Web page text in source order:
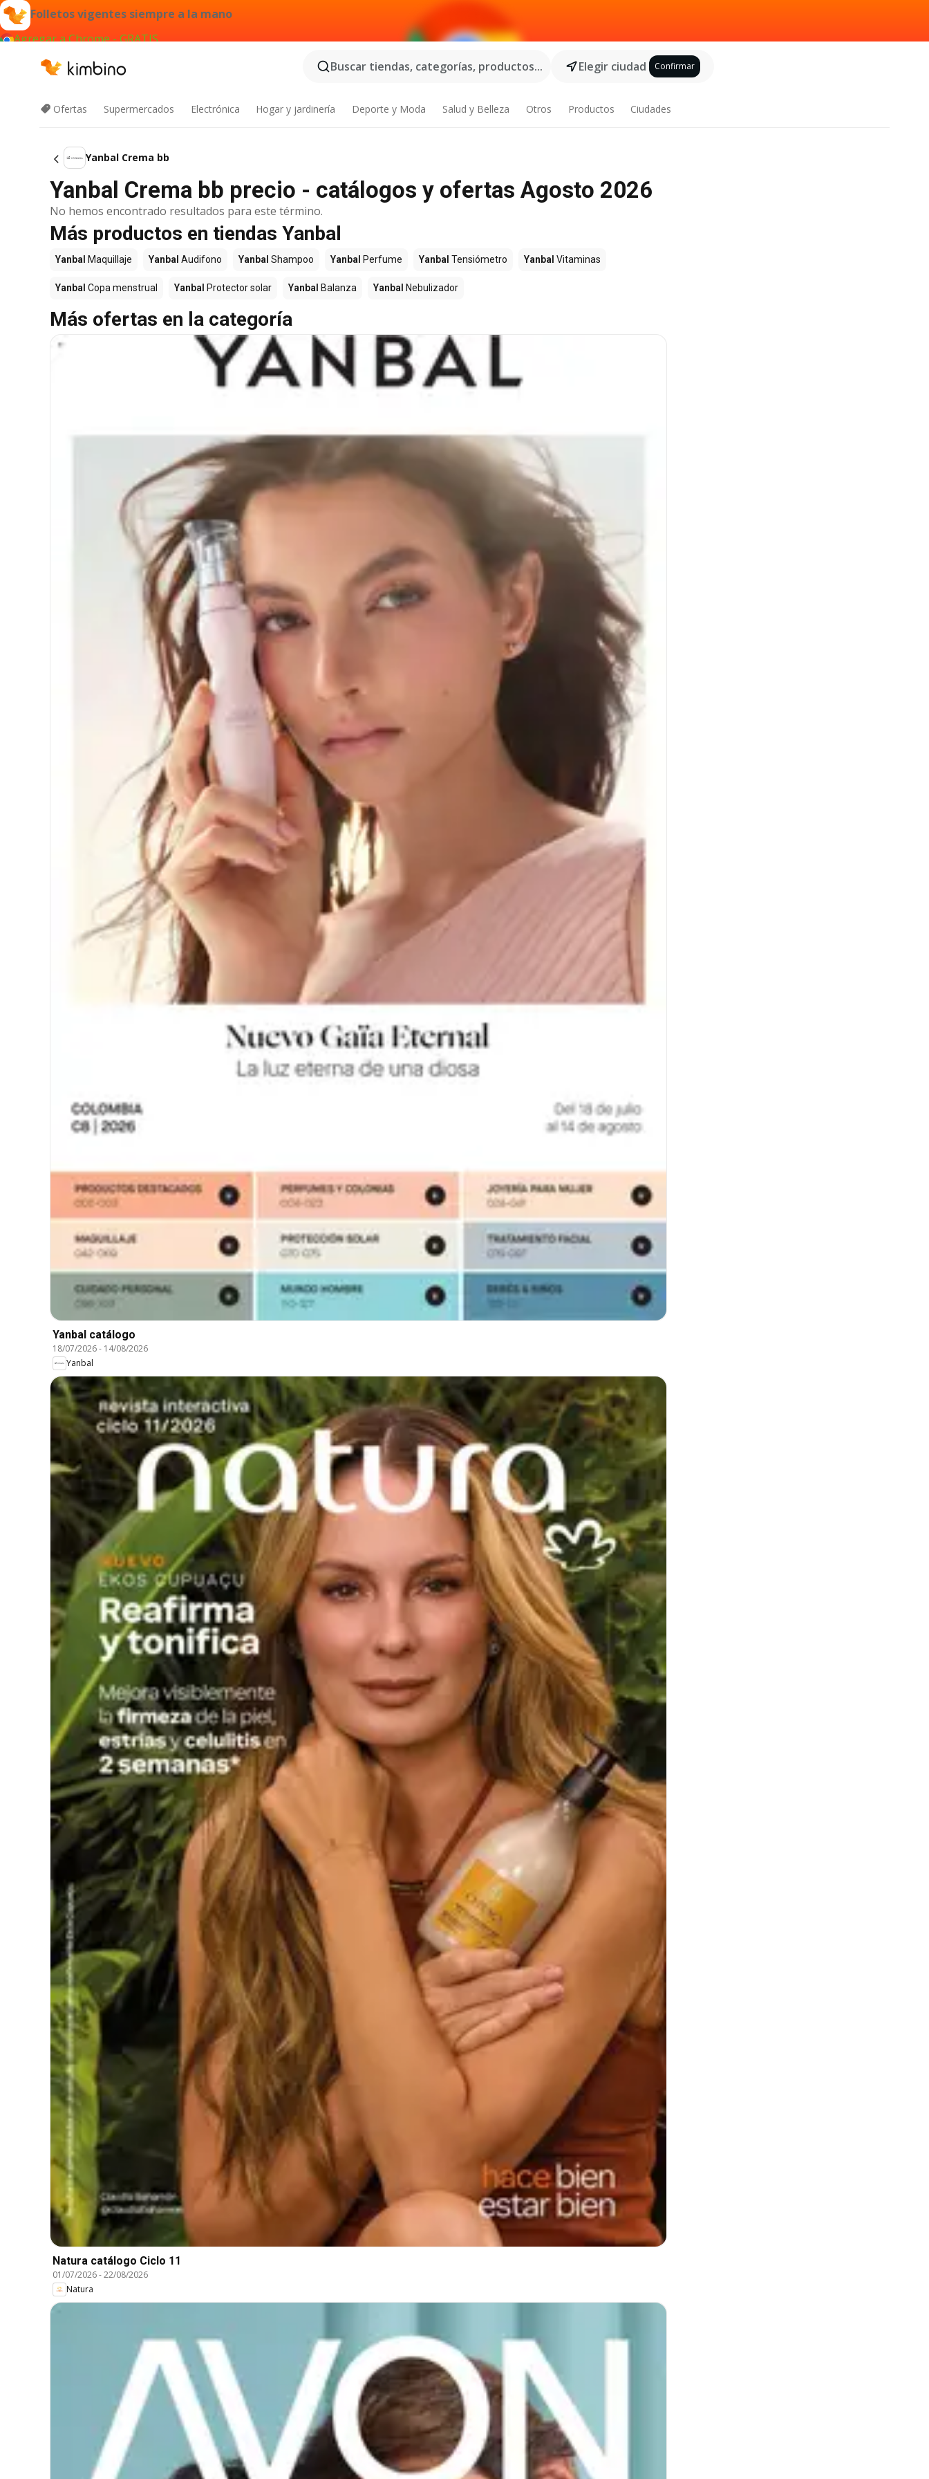
Folletos vigentes siempre a la mano
Agregar a Chrome - GRATIS
Buscar tiendas, categorías, productos...
Elegir ciudad Confirmar
Ofertas Supermercados Electrónica Hogar y jardinería Deporte y Moda Salud y Belleza Otros Productos Ciudades
Yanbal Crema bb
Yanbal Crema bb precio - catálogos y ofertas Agosto 2026
No hemos encontrado resultados para este término.
Más productos en tiendas Yanbal
Yanbal Maquillaje Yanbal Audifono Yanbal Shampoo Yanbal Perfume Yanbal Tensiómetro Yanbal Vitaminas
Yanbal Copa menstrual Yanbal Protector solar Yanbal Balanza Yanbal Nebulizador
Más ofertas en la categoría
Yanbal catálogo
18/07/2026- 14/08/2026
Yanbal
Natura catálogo Ciclo 11
01/07/2026-22/08/2026
Natura